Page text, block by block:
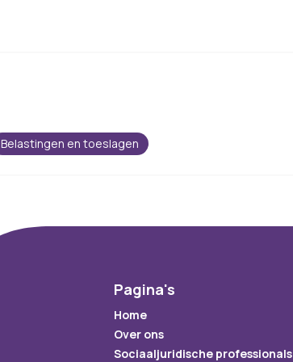
Belastingen en toeslagen
Pagina's
Home
Over ons
Sociaaljuridische professionals